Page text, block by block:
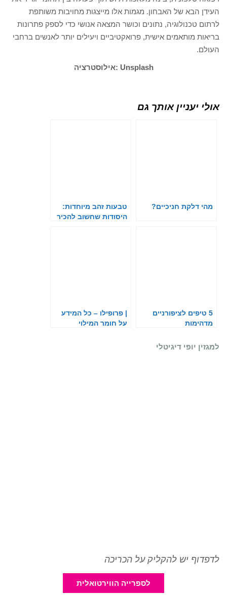
העידן הבא של האבחון. מגמות אלו מייצגות מחויבות משותפת
לרתום טכנולוגיה, נתונים וכושר המצאה אנושי כדי לספק פתרונות
בריאות מותאמים אישית, פרואקטיביים ויעילים יותר לאנשים ברחבי
העולם.
אילוסטרציה: Unsplash
אולי יעניין אותך גם
מהי דלקת חניכיים?
טבעות זהב מיוחדות:
היסודות שחשוב להכיר
5 טיפים לציפורניים
מדהימות
| פרופילו – כל המידע
על חומר המילוי
למגזין יופי דיגיטלי
לדפדוף יש להקליק על הכריכה
לספרייה הווירטואלית